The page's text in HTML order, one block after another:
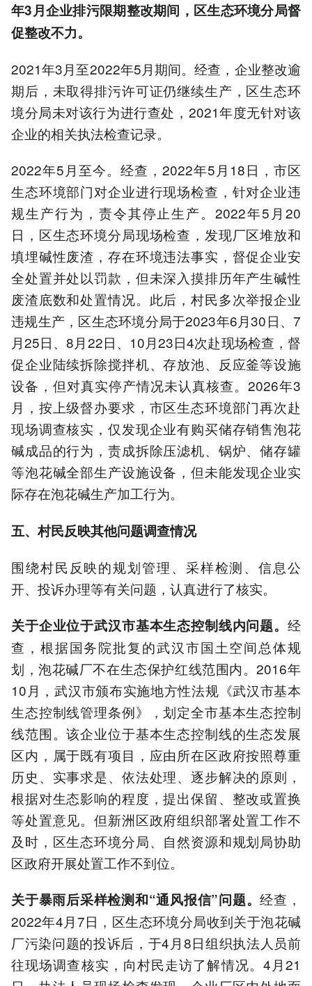
年3月企业排污限期整改期间，区生态环境分局督
促整改不力。
2021年3月至2022年5月期间。经查，企业整改逾
期后，未取得排污许可证仍继续生产，区生态环
境分局未对该行为进行查处，2021年度无针对该
企业的相关执法检查记录。
2022年5月至今。经查，2022年5月18日，市区
生态环境部门对企业进行现场检查，针对企业违
规生产行为，责令其停止生产。2022年5月20
日，区生态环境分局现场检查，发现厂区堆放和
填埋碱性废渣，存在环境违法事实，督促企业安
全处置并处以罚款，但未深入摸排历年产生碱性
废渣底数和处置情况。此后，村民多次举报企业
违规生产，区生态环境分局于2023年6月30日、7
月25日、8月22日、10月23日4次赴现场检查，督
促企业陆续拆除搅拌机、存放池、反应釜等设施
设备，但对真实停产情况未认真核查。2026年3
月，按上级督办要求，市区生态环境部门再次赴
现场调查核实，仅发现企业有购买储存销售泡花
碱成品的行为，责成拆除压滤机、锅炉、储存罐
等泡花碱全部生产设施设备，但未能发现企业实
际存在泡花碱生产加工行为。
五、村民反映其他问题调查情况
围绕村民反映的规划管理、采样检测、信息公
开、投诉办理等有关问题，认真进行了核实。
关于企业位于武汉市基本生态控制线内问题。 经
查，根据国务院批复的武汉市国土空间总体规
划，泡花碱厂不在生态保护红线范围内。2016年
10月，武汉市颁布实施地方性法规《武汉市基本
生态控制线管理条例》，划定全市基本生态控制
线范围。该企业位于基本生态控制线的生态发展
区内，属于既有项目，应由所在区政府按照尊重
历史、实事求是、依法处理、逐步解决的原则，
根据对生态影响的程度，提出保留、整改或置换
等处置意见。但新洲区政府组织部署处置工作不
及时，区生态环境分局、自然资源和规划局协助
区政府开展处置工作不到位。
关于暴雨后采样检测和“通风报信”问题。经查，
2022年4月7日，区生态环境分局收到关于泡花碱
厂污染问题的投诉后，于4月8日组织执法人员前
往现场调查核实，向村民走访了解情况。4月21